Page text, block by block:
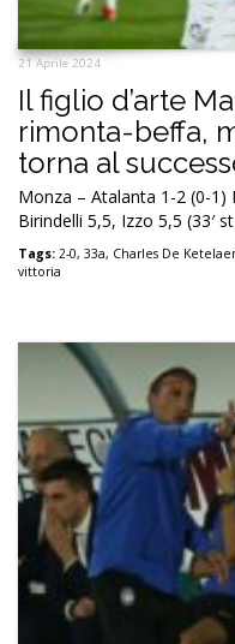
21 Aprile 2024
Il figlio d’arte
rimonta-beffa,
torna al
Monza – Atalanta 1-2 (0-1)
Birindelli 5,5, Izzo 5,5 (33′
Tags: 2-0, 33a, Charles De
vittoria